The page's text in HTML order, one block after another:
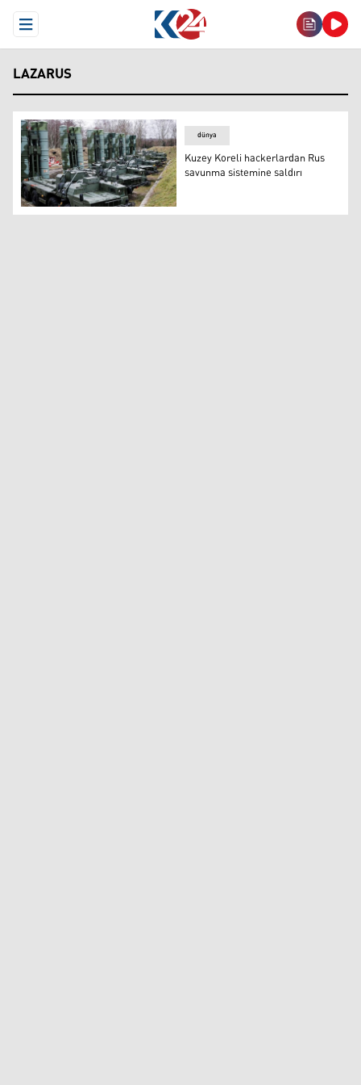
Open Menu
LAZARUS
Kuzey Koreli hackerlardan Rus savunma sistemine
dünya
Kuzey Koreli hackerlardan Rus
savunma sistemine saldırı